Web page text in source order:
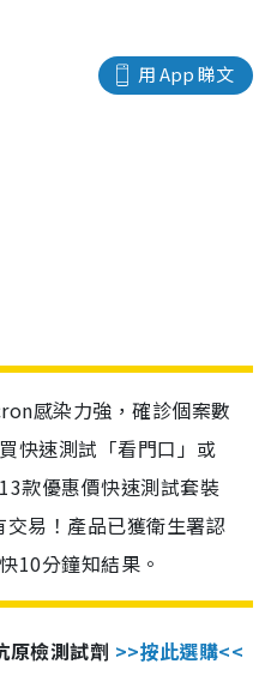
用 App 睇文
感染力強，確診個案數
快速測試「看門口」或
款優惠價快速測試套裝
易！產品已獲衛生署認
10分鐘知結果。
原檢測試劑 >>按此選購<<